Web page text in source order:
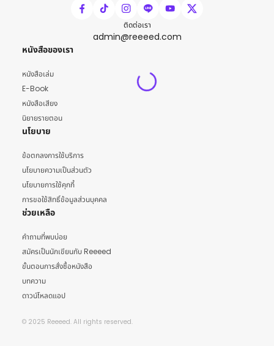
ติดต่อเรา
admin@reeeed.com
หนังสือของเรา
หนังสือเล่ม
E-Book
หนังสือเสียง
นิยายรายตอน
นโยบาย
ข้อตกลงการใช้บริการ
นโยบายความเป็นส่วนตัว
นโยบายการใช้คุกกี้
การขอใช้สิทธิ์ข้อมูลส่วนบุคคล
ช่วยเหลือ
คำถามที่พบบ่อย
สมัครเป็นนักเขียนกับ Reeeed
ขั้นตอนการสั่งซื้อหนังสือ
บทความ
ดาวน์โหลดแอป
© 2025 Reeeed. All rights reserved.